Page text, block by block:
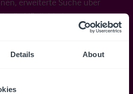
Details About
die Möglichkeit